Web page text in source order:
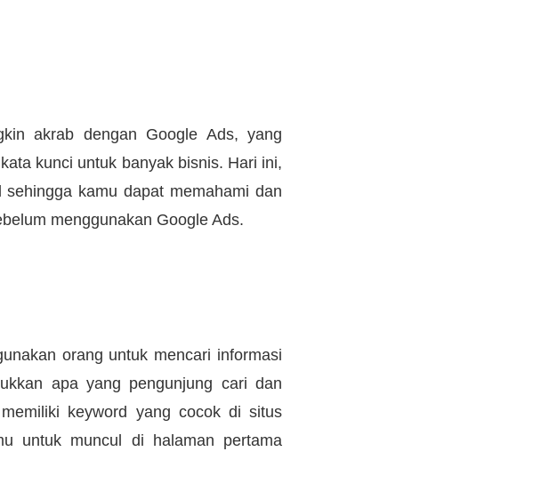
akrab dengan Google Ads, yang
kunci untuk banyak bisnis. Hari ini,
kamu dapat memahami dan
menggunakan Google Ads.
orang untuk mencari informasi
apa yang pengunjung cari dan
keyword yang cocok di situs
untuk muncul di halaman pertama